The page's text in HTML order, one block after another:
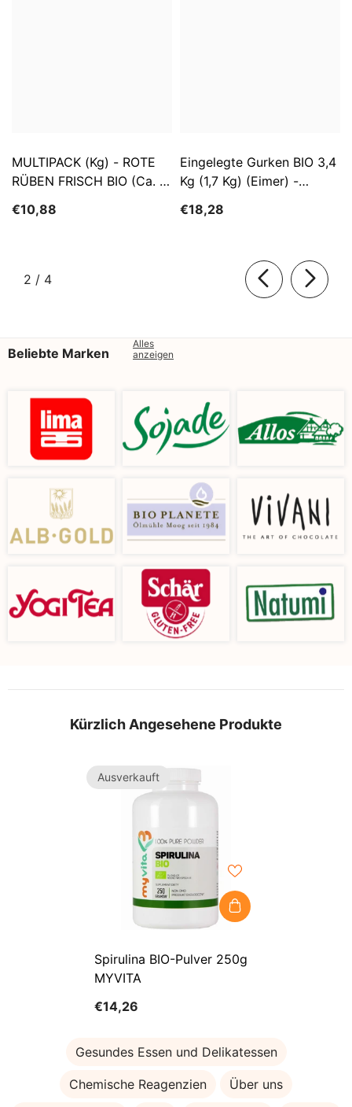
MULTIPACK (kg) - ROTE
RÜBEN FRISCH BIO (ca. 5
€10,88
Eingelegte Gurken BIO 3,4
Kg (1,7 Kg) (Eimer) -
€18,28
2 / von
4
Beliebte Marken
Alles
anzeigen
Kürzlich Angesehene Produkte
Ausverkauft
Spirulina BIO-Pulver 250g
MYVITA
€14,26
Gesundes Essen und Delikatessen
Chemische Reagenzien Über uns